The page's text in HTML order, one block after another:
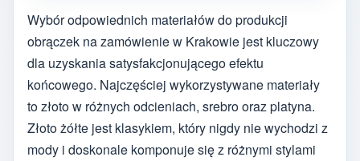
Wybór odpowiednich materiałów do produkcji
obrączek na zamówienie w Krakowie jest kluczowy
dla uzyskania satysfakcjonującego efektu
końcowego. Najczęściej wykorzystywane materiały
to złoto w różnych odcieniach, srebro oraz platyna.
Złoto żółte jest klasykiem, który nigdy nie wychodzi z
mody i doskonale komponuje się z różnymi stylami